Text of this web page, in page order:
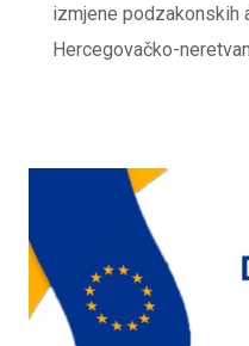
izmjene podzakonskih
Hercegovačko-